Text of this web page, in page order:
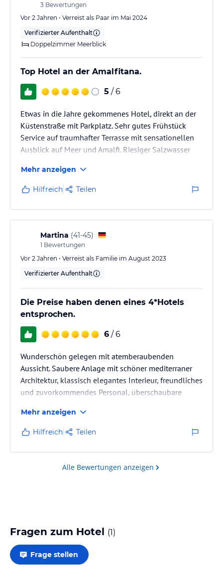
3 Bewertungen
Vor 2 Jahren • Verreist als Paar im Mai 2024
Verifizierter Aufenthalt
Doppelzimmer Meerblick
Top Hotel an der Amalfitana.
5 / 6
Etwas in die Jahre gekommenes Hotel, direkt an der
Küstenstraße mit Parkplatz. Sehr gutes Frühstück
Service auf traumhafter Terrasse mit sensationellen
Ausblick auf Meer und Amalfi. Riesiger Salzwasser
Hervorzuheben ist u.a. die Sauberkeit im Haus und
die Freundlichkeit des Personals.
Mehr anzeigen
Hilfreich Teilen
Martina (41-45)
1 Bewertungen
Vor 2 Jahren • Verreist als Familie im August 2023
Verifizierter Aufenthalt
Die Preise haben denen eines 4*Hotels
entsprochen.
6 / 6
Wunderschön gelegen mit atemberaubenden
Aussicht. Saubere Anlage mit schöner mediterraner
Architektur, klassisch elegantes Interieur, freundliches
und zuvorkommendes Personal, überschaubare
Pool und Hoteleigener, direkter Zugang zum Meer
mit Schwimmbereich.
Mehr anzeigen
Hilfreich Teilen
Alle Bewertungen anzeigen
Fragen zum Hotel (1)
Frage stellen